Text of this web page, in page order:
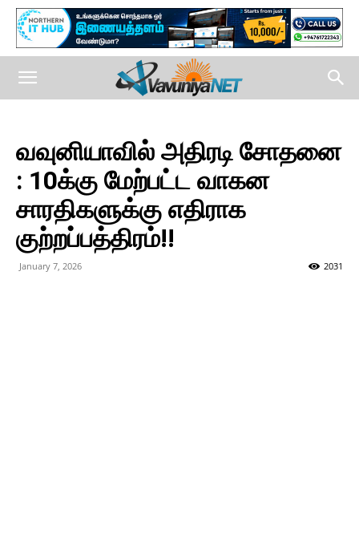
வவுனியாவில் அதிரடி சோதனை
: 10க்கு மேற்பட்ட வாகன
சாரதிகளுக்கு எதிராக
குற்றப்பத்திரம்!!
January 7, 2026 2031